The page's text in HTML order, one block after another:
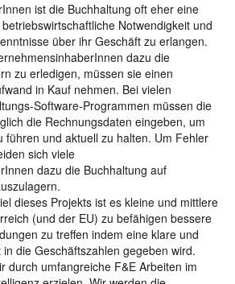
ist die Buchhaltung oft eher eine
Notwendigkeit und
über ihr Geschäft zu erlangen.
dazu die
zu erledigen, müssen sie einen
in Kauf nehmen. Bei vielen
Software-Programmen müssen die
die Rechnungsdaten eingeben, um
führen und aktuell zu halten. Um Fehler
sich viele
dazu die Buchhaltung auf
dieses Projekts ist es kleine und mittlere
(und der EU) zu befähigen bessere
zu treffen indem eine klare und
die Geschäftszahlen gegeben wird.
durch umfangreiche F&E Arbeiten im